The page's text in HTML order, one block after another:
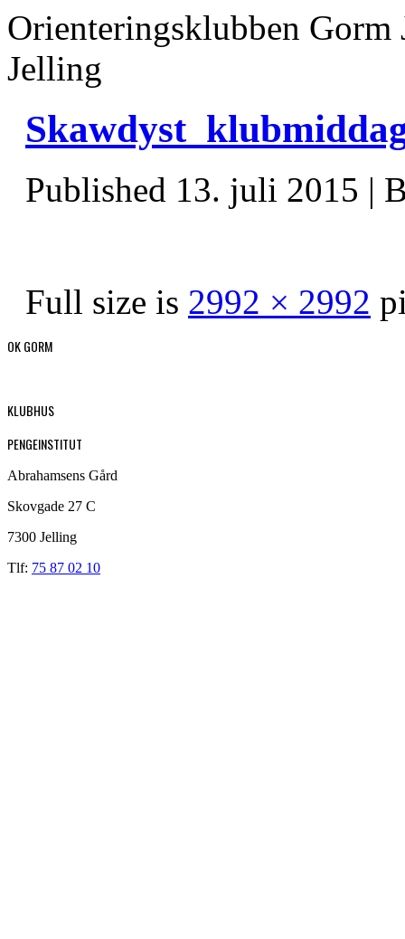
Orienteringsklubben
Jelling
Published 13. juli 2015 |
Full size is 2992 × 2992
OK GORM
KLUBHUS
PENGEINSTITUT
Abrahamsens Gård
Skovgade 27 C
7300 Jelling
Tlf: 75 87 02 10